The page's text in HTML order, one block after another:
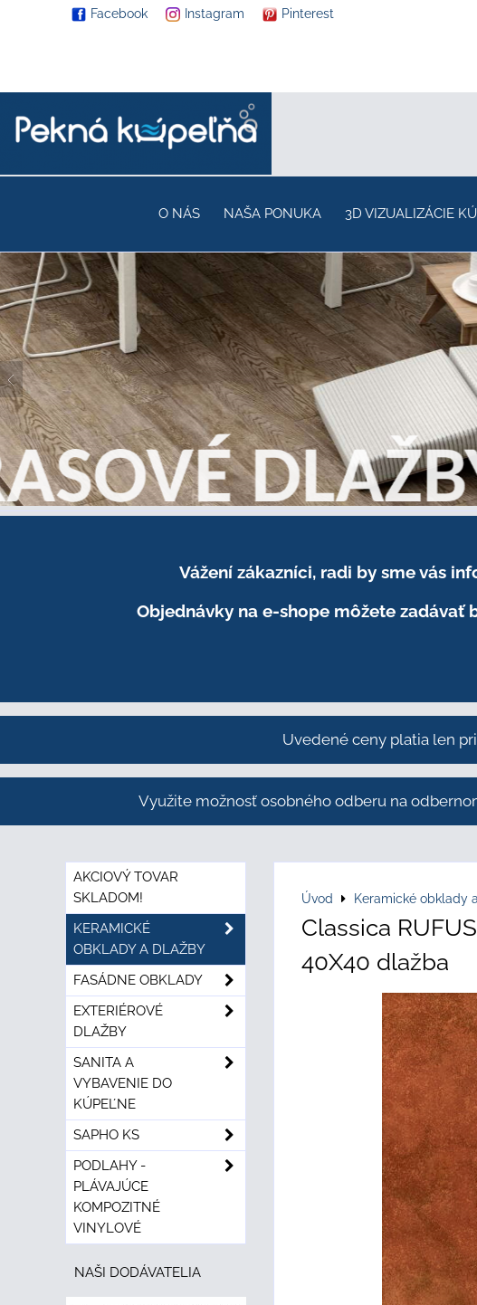
Facebook Instagram Pinterest
O NÁS NAŠA PONUKA 3D VIZUALIZÁCIE
Vážení zákazníci, radi by sme vás
Objednávky na e-shope môžete zadávať
Uvedené ceny platia len
Využite možnosť osobného odberu na
Úvod Keramické obklady
Classica
40X40 dlažba
AKCIOVÝ TOVAR
SKLADOM!
KERAMICKÉ
OBKLADY A DLAŽBY
FASÁDNE OBKLADY
EXTERIÉROVÉ
DLAŽBY
SANITA A
VYBAVENIE DO
KÚPEĽNE
SAPHO KS
PODLAHY -
PLÁVAJÚCE
KOMPOZITNÉ
VINYLOVÉ
NAŠI DODÁVATELIA